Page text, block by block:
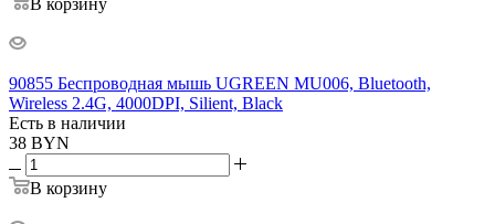
90855 Беспроводная мышь UGREEN MU006, Bluetooth,
Wireless 2.4G, 4000DPI, Silient, Black
Есть в наличии
38 BYN
В корзину